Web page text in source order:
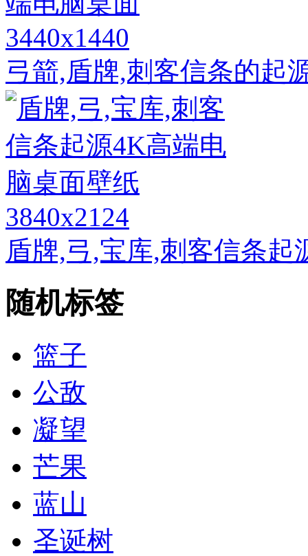
3440x1440
弓箭,盾牌,刺客信条的起
3840x2124
盾牌,弓,宝库,刺客信条
随机标签
篮子
公敌
凝望
芒果
蓝山
圣诞树